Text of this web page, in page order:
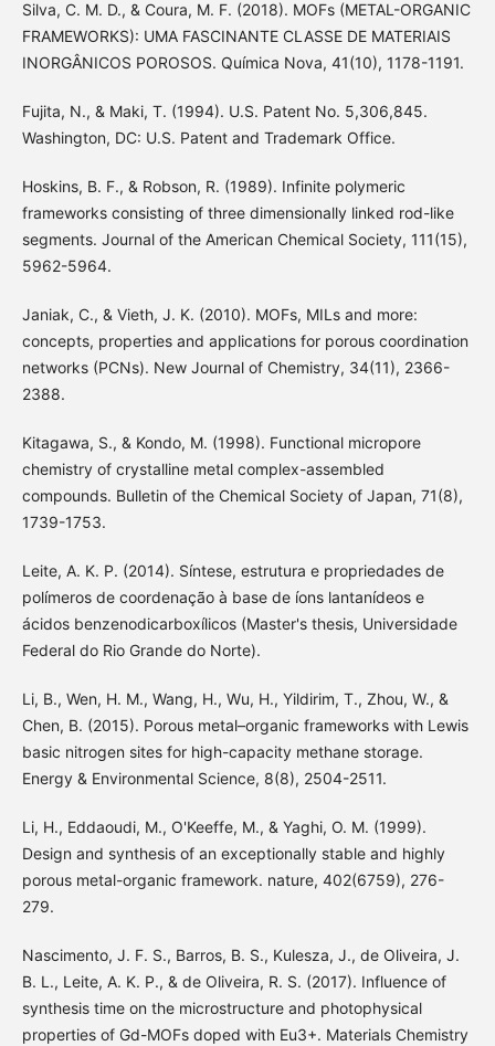
Silva, C. M. D., & Coura, M. F. (2018). MOFs (METAL-ORGANIC
FRAMEWORKS): UMA FASCINANTE CLASSE DE MATERIAIS
INORGÂNICOS POROSOS. Química Nova, 41(10), 1178-1191.
Fujita, N., & Maki, T. (1994). U.S. Patent No. 5,306,845.
Washington, DC: U.S. Patent and Trademark Office.
Hoskins, B. F., & Robson, R. (1989). Infinite polymeric
frameworks consisting of three dimensionally linked rod-like
segments. Journal of the American Chemical Society, 111(15),
5962-5964.
Janiak, C., & Vieth, J. K. (2010). MOFs, MILs and more:
concepts, properties and applications for porous coordination
networks (PCNs). New Journal of Chemistry, 34(11), 2366-
2388.
Kitagawa, S., & Kondo, M. (1998). Functional micropore
chemistry of crystalline metal complex-assembled
compounds. Bulletin of the Chemical Society of Japan, 71(8),
1739-1753.
Leite, A. K. P. (2014). Síntese, estrutura e propriedades de
polímeros de coordenação à base de íons lantanídeos e
ácidos benzenodicarboxílicos (Master's thesis, Universidade
Federal do Rio Grande do Norte).
Li, B., Wen, H. M., Wang, H., Wu, H., Yildirim, T., Zhou, W., &
Chen, B. (2015). Porous metal–organic frameworks with Lewis
basic nitrogen sites for high-capacity methane storage.
Energy & Environmental Science, 8(8), 2504-2511.
Li, H., Eddaoudi, M., O'Keeffe, M., & Yaghi, O. M. (1999).
Design and synthesis of an exceptionally stable and highly
porous metal-organic framework. nature, 402(6759), 276-
279.
Nascimento, J. F. S., Barros, B. S., Kulesza, J., de Oliveira, J.
B. L., Leite, A. K. P., & de Oliveira, R. S. (2017). Influence of
synthesis time on the microstructure and photophysical
properties of Gd-MOFs doped with Eu3+. Materials Chemistry